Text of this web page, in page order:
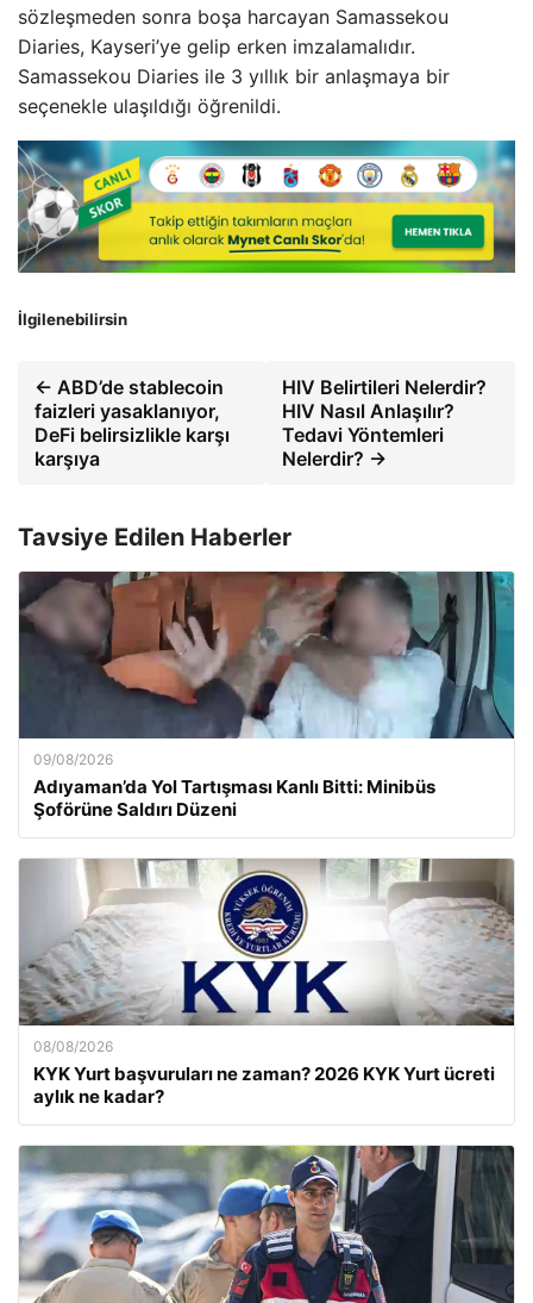
sözleşmeden sonra boşa harcayan Samassekou
Diaries, Kayseri’ye gelip erken imzalamalıdır.
Samassekou Diaries ile 3 yıllık bir anlaşmaya bir
seçenekle ulaşıldığı öğrenildi.
İlgilenebilirsin
← ABD’de stablecoin
faizleri yasaklanıyor,
DeFi belirsizlikle karşı
karşıya
HIV Belirtileri Nelerdir?
HIV Nasıl Anlaşılır?
Tedavi Yöntemleri
Nelerdir? →
Tavsiye Edilen Haberler
09/08/2026
Adıyaman’da Yol Tartışması Kanlı Bitti: Minibüs
Şoförüne Saldırı Düzeni
08/08/2026
KYK Yurt başvuruları ne zaman? 2026 KYK Yurt ücreti
aylık ne kadar?